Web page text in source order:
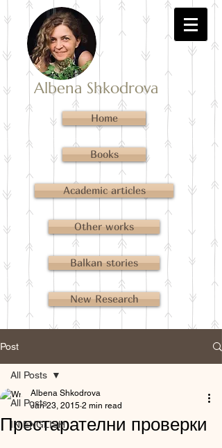
Albena Shkodrova
Home
Books
Academic articles
Other works
Balkan stories
New Research
Post
All Posts
IN ENGLISH
All Posts
Престарателни проверки
Albena Shkodrova
Jan 23, 2015 2 min read